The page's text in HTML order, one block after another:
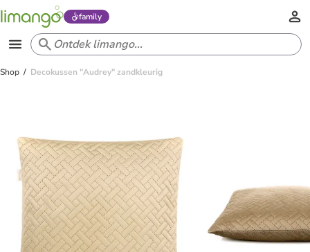
family
Shop Decokussen "Audrey" zandkleurig